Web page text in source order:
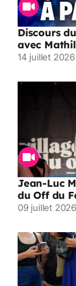
Discours
avec
14 juillet 2026
Jean-Luc
du Off du
09 juillet 2026